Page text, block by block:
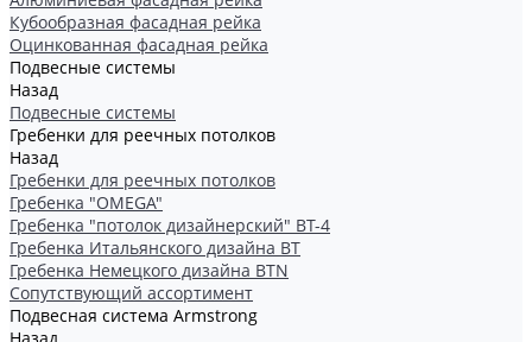
Кубообразная фасадная рейка
Оцинкованная фасадная рейка
Подвесные системы
Назад
Подвесные системы
Гребенки для реечных потолков
Назад
Гребенки для реечных потолков
Гребенка "OMEGA"
Гребенка "потолок дизайнерский" ВТ-4
Гребенка Итальянского дизайна BT
Гребенка Немецкого дизайна ВТN
Сопутствующий ассортимент
Подвесная система Armstrong